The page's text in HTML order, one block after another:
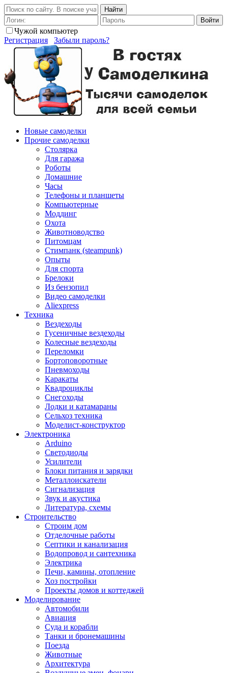
Найти
Войти
Чужой компьютер
Регистрация
Забыли пароль?
Новые самоделки
Прочие самоделки
Столярка
Для гаража
Роботы
Домашние
Часы
Телефоны и планшеты
Компьютерные
Моддинг
Охота
Животноводство
Питомцам
Стимпанк (steampunk)
Опыты
Для спорта
Брелоки
Из бензопил
Видео самоделки
Aliexpress
Техника
Вездеходы
Гусеничные вездеходы
Колесные вездеходы
Переломки
Бортоповоротные
Пневмоходы
Каракаты
Квадроциклы
Снегоходы
Лодки и катамараны
Сельхоз техника
Моделист-конструктор
Электроника
Arduino
Светодиоды
Усилители
Блоки питания и зарядки
Металлоискатели
Сигнализация
Звук и акустика
Литература, схемы
Строительство
Строим дом
Отделочные работы
Септики и канализация
Водопровод и сантехника
Электрика
Печи, камины, отопление
Хоз постройки
Проекты домов и коттеджей
Моделирование
Автомобили
Авиация
Суда и корабли
Танки и бронемашины
Поезда
Животные
Архитектура